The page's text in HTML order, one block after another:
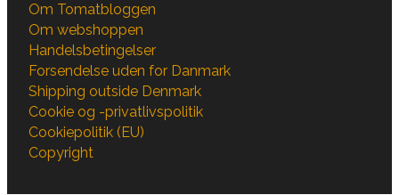
Om Tomatbloggen
Om webshoppen
Handelsbetingelser
Forsendelse uden for Danmark
Shipping outside Denmark
Cookie og -privatlivspolitik
Cookiepolitik (EU)
Copyright